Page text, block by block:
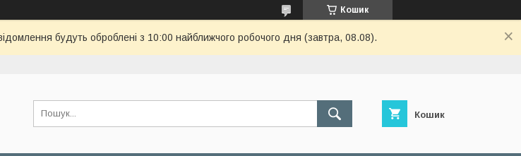
Кошик
будуть оброблені з 10:00 найближчого робочого дня (завтра, 08.08).
Кошик